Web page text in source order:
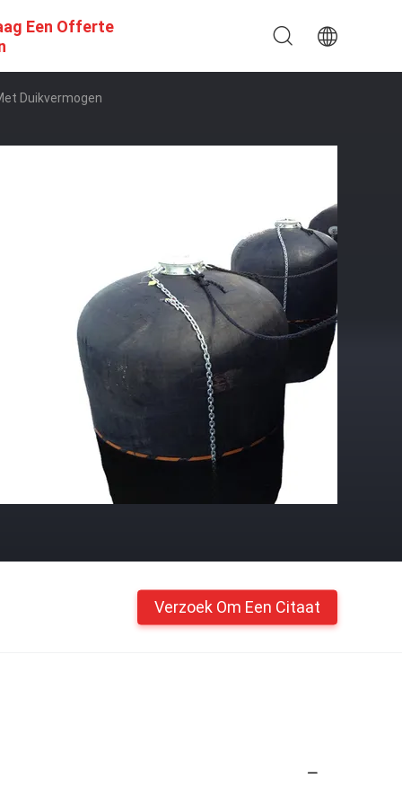
Een Offerte
Duikvermogen
Verzoek Om Een Citaat